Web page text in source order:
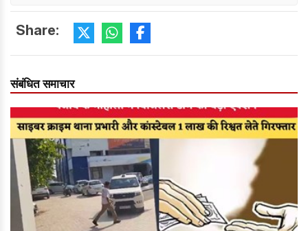
Share:
संबंधित समाचार